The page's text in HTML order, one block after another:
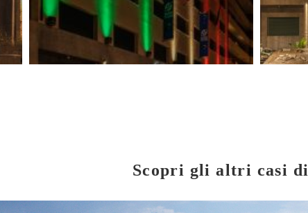
Scopri gli altri casi di